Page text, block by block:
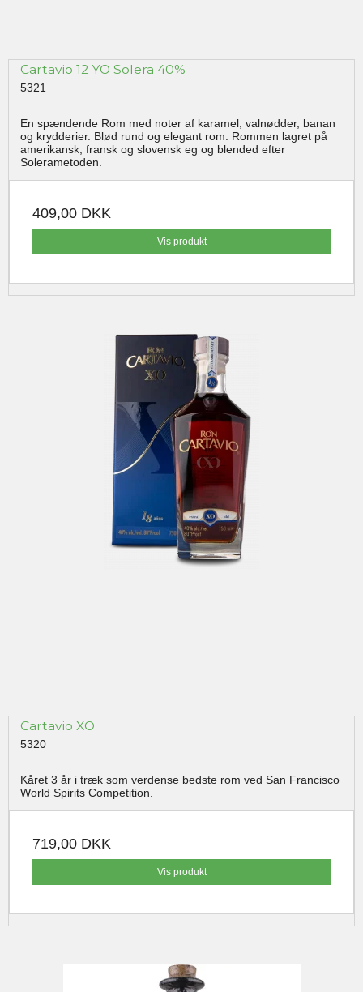
Cartavio 12 YO Solera 40%
5321
En spændende Rom med noter af karamel, valnødder, banan
og krydderier. Blød rund og elegant rom. Rommen lagret på
amerikansk, fransk og slovensk eg og blended efter
Solerametoden.
409,00 DKK
Vis produkt
Cartavio XO
5320
Kåret 3 år i træk som verdense bedste rom ved San Francisco
World Spirits Competition.
719,00 DKK
Vis produkt